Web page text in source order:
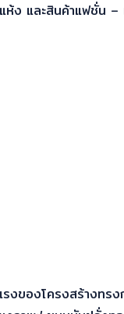
ง และสินค้าแฟชั่น –
งของโครงสร้างทร